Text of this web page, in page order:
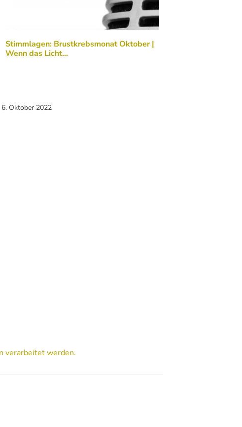
Stimmlagen: Brustkrebsmonat Oktober |
Wenn das Licht…
6. Oktober 2022
verarbeitet werden.